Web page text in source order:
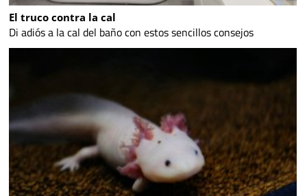
El truco contra la cal
Di adiós a la cal del baño con estos sencillos consejos